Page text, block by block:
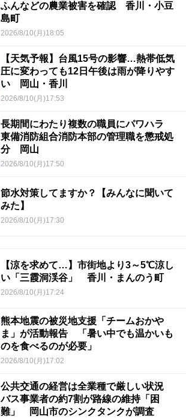
ふんなどの農業被害を確認 香川・小豆
島町
2026/8/10(月)18:05
【天気予報】台風15号の影響…熱帯低気
圧に変わっても12日午後は雨が降りやす
い 岡山・香川
2026/8/10(月)17:53
長期間にわたり複数の職員にパワハラ
東備消防組合消防本部の管理職を懲戒処
分 岡山
2026/8/10(月)17:50
節水対策してますか？【みんなに聞いて
みた】
2026/8/10(月)17:30
【涼を求めて…】市街地より3～5℃涼し
い「三霞洞渓谷」 香川・まんのう町
2026/8/10(月)17:24
熊本地震の被災地支援「チームおかや
ま」が活動報告 「暑い中でも温かいも
のを食べるのが必要」
2026/8/10(月)17:02
公共交通の経営は全業種で厳しい状況
バス事業者の約7割が路線の維持「困
難」 岡山市のシンクタンクが調査